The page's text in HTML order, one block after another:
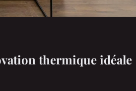
thermique idéale